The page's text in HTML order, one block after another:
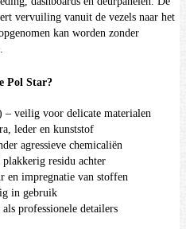
vervuiling vanuit de vezels naar het
kan worden zonder
Pol Star?
veilig voor delicate materialen
leder en kunststof
agressieve chemicaliën
residu achter
en impregnatie van stoffen
in gebruik
professionele detailers